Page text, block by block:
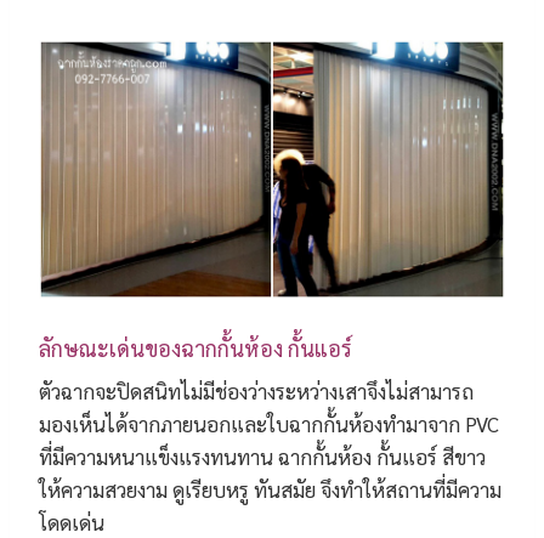
ลักษณะเด่นของฉากกั้นห้อง กั้นแอร์
ตัวฉากจะปิดสนิทไม่มีช่องว่างระหว่างเสาจึงไม่สามารถ
มองเห็นได้จากภายนอกและใบฉากกั้นห้องทำมาจาก PVC
ที่มีความหนาแข็งแรงทนทาน ฉากกั้นห้อง กั้นแอร์ สีขาว
ให้ความสวยงาม ดูเรียบหรู ทันสมัย จึงทำให้สถานที่มีความ
โดดเด่น